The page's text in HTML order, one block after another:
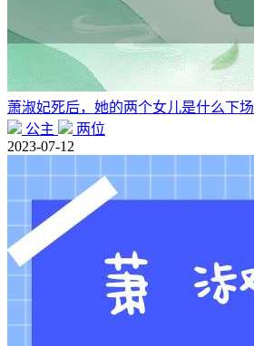
萧淑妃死后，她的两个女儿是什么下场
公主
两位
2023-07-12